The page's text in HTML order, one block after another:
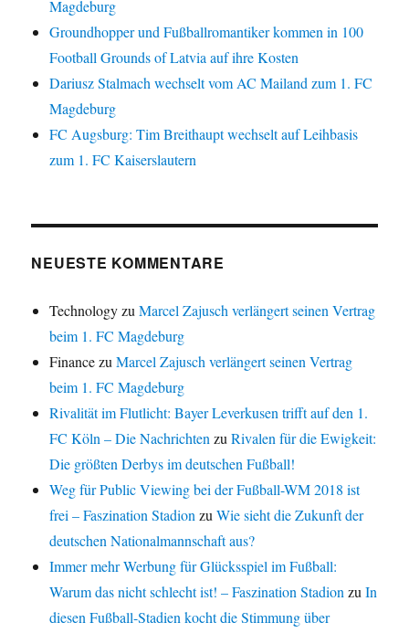
Magdeburg
Groundhopper und Fußballromantiker kommen in 100
Football Grounds of Latvia auf ihre Kosten
Dariusz Stalmach wechselt vom AC Mailand zum 1. FC
Magdeburg
FC Augsburg: Tim Breithaupt wechselt auf Leihbasis
zum 1. FC Kaiserslautern
NEUESTE KOMMENTARE
TechnologyzuMarcel Zajusch verlängert seinen Vertrag
beim 1. FC Magdeburg
FinancezuMarcel Zajusch verlängert seinen Vertrag
beim 1. FC Magdeburg
Rivalität im Flutlicht: Bayer Leverkusen trifft auf den 1.
FC Köln – Die Nachrichten zuRivalen für die Ewigkeit:
Die größten Derbys im deutschen Fußball!
Weg für Public Viewing bei der Fußball-WM 2018 ist
frei – Faszination Stadion zuWie sieht die Zukunft der
deutschen Nationalmannschaft aus?
Immer mehr Werbung für Glücksspiel im Fußball:
Warum das nicht schlecht ist! – Faszination Stadion zuIn
diesen Fußball-Stadien kocht die Stimmung über